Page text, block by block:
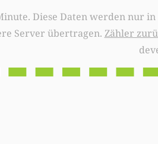
Server übertragen. Zähler